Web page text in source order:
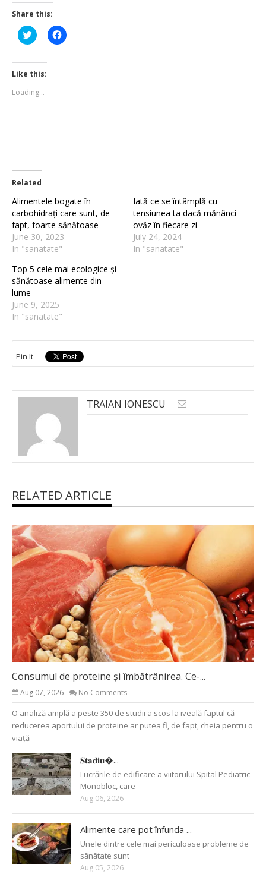
Share this:
Click
to
Twitter
(Opens
in
window)
Click
to
Like this:
Loading...
Related
Alimentele bogate în
carbohidrați care sunt, de
fapt, foarte sănătoase
June 30, 2023
In "sanatate"
Iată ce se întâmplă cu
tensiunea ta dacă mănânci
ovăz în fiecare zi
July 24, 2024
In "sanatate"
Top 5 cele mai ecologice și
sănătoase alimente din
lume
June 9, 2025
In "sanatate"
Pin It
TRAIAN IONESCU
RELATED ARTICLE
Consumul de proteine și îmbătrânirea. Ce-...
Aug 07, 2026 No Comments
O analiză amplă a peste 350 de studii a scos la iveală faptul că
reducerea aportului de proteine ar putea fi, de fapt, cheia pentru o
viață
𝐒𝐭𝐚𝐝𝐢𝐮�...
Lucrările de edificare a viitorului Spital Pediatric
Monobloc, care
Aug 06, 2026
Alimente care pot înfunda ...
Unele dintre cele mai periculoase probleme de
sănătate sunt
Aug 05, 2026